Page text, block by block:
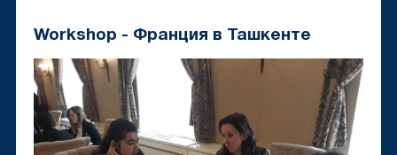
Workshop - Франция в Ташкенте